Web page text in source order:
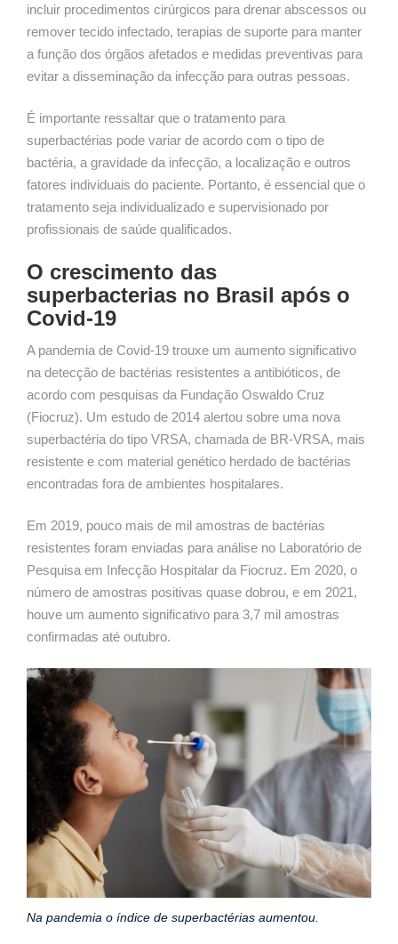
incluir procedimentos cirúrgicos para drenar abscessos ou
remover tecido infectado, terapias de suporte para manter
a função dos órgãos afetados e medidas preventivas para
evitar a disseminação da infecção para outras pessoas.
É importante ressaltar que o tratamento para
superbactérias pode variar de acordo com o tipo de
bactéria, a gravidade da infecção, a localização e outros
fatores individuais do paciente. Portanto, é essencial que o
tratamento seja individualizado e supervisionado por
profissionais de saúde qualificados.
O crescimento das
superbacterias no Brasil após o
Covid-19
A pandemia de Covid-19 trouxe um aumento significativo
na detecção de bactérias resistentes a antibióticos, de
acordo com pesquisas da Fundação Oswaldo Cruz
(Fiocruz). Um estudo de 2014 alertou sobre uma nova
superbactéria do tipo VRSA, chamada de BR-VRSA, mais
resistente e com material genético herdado de bactérias
encontradas fora de ambientes hospitalares.
Em 2019, pouco mais de mil amostras de bactérias
resistentes foram enviadas para análise no Laboratório de
Pesquisa em Infecção Hospitalar da Fiocruz. Em 2020, o
número de amostras positivas quase dobrou, e em 2021,
houve um aumento significativo para 3,7 mil amostras
confirmadas até outubro.
Na pandemia o índice de superbactérias aumentou.